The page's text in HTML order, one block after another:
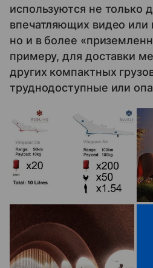
используются не только
впечатляющих видео или
но и в более
примеру, для доставки
других компактных
труднодоступные или